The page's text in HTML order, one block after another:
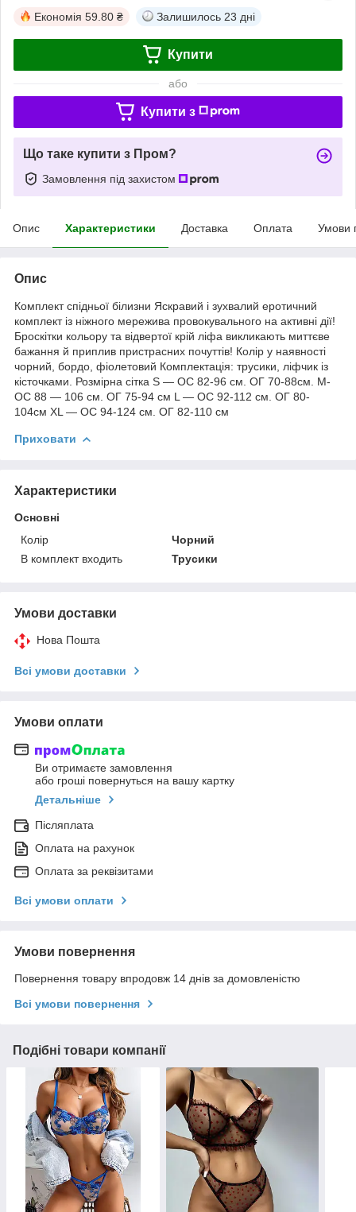
Економія 59.80 ₴ Залишилось 23 дні
Купити
або
Купити з
Що таке купити з Пром?
Замовлення під захистом
Опис Характеристики Доставка Оплата Умови
Опис
Комплект спідньої білизни Яскравий і зухвалий еротичний
комплект із ніжного мережива провокувального на активні дії!
Броскітки кольору та відвертої крій ліфа викликають миттєве
бажання й приплив пристрасних почуттів! Колір у наявності
чорний, бордо, фіолетовий Комплектація: трусики, ліфчик із
кісточками. Розмірна сітка S — ОС 82-96 см. ОГ 70-88см. M-
ОС 88 — 106 см. ОГ 75-94 см L — ОС 92-112 см. ОГ 80-
104см ХL — ОС 94-124 см. ОГ 82-110 см
Приховати
Характеристики
Основні
Колір
Чорний
В комплект входить
Трусики
Умови доставки
Нова Пошта
Всі умови доставки
Умови оплати
Ви отримаєте замовлення
або гроші повернуться на вашу картку
Детальніше
Післяплата
Оплата на рахунок
Оплата за реквізитами
Всі умови оплати
Умови повернення
Повернення товару впродовж 14 днів за домовленістю
Всі умови повернення
Подібні товари компанії